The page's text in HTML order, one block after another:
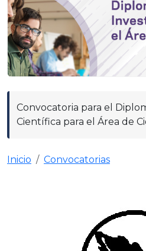
Convocatoria para el
Científica para el Área de
Inicio Convocatorias